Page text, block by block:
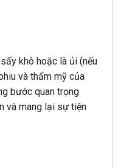
khô hoặc là ủi (nếu
và thẩm mỹ của
bước quan trọng
và mang lại sự tiện